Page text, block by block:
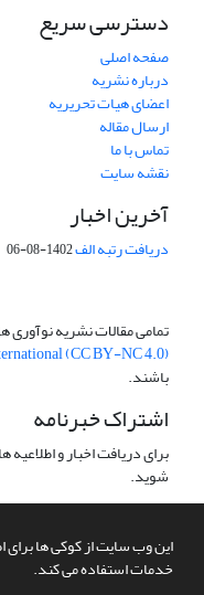
این وب سایت از کوکی ها برای
خدمات استفاده می کند.
دسترسی سریع
صفحه اصلی
درباره نشریه
اعضای هیات تحریریه
ارسال مقاله
تماس با ما
نقشه سایت
آخرین اخبار
دریافت رتبه الف1402-08-06
تمامی مقالات نشریه
(CC BY-NC 4.0)
باشند.
اشتراک خبرنامه
برای دریافت اخبار و
شوید.